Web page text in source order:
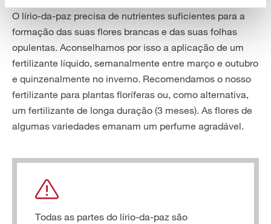
O lírio-da-paz precisa de nutrientes suficientes para a
formação das suas flores brancas e das suas folhas
opulentas. Aconselhamos por isso a aplicação de um
fertilizante líquido, semanalmente entre março e outubro
e quinzenalmente no inverno. Recomendamos o nosso
fertilizante para plantas floríferas ou, como alternativa,
um fertilizante de longa duração (3 meses). As flores de
algumas variedades emanam um perfume agradável.
Todas as partes do lírio-da-paz são